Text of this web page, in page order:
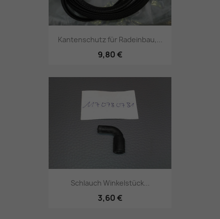
Kantenschutz für Radeinbau,...
9,80 €
Schlauch Winkelstück...
3,60 €